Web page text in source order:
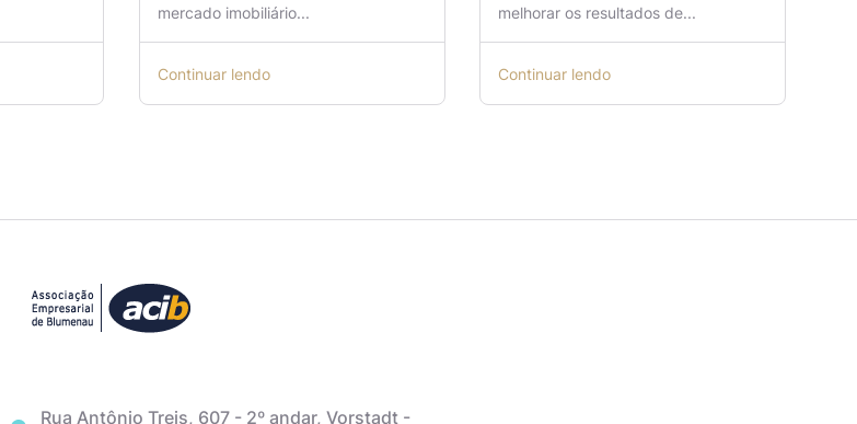
mercado imobiliário...
Continuar lendo
melhorar os resultados de...
Continuar lendo
Rua Antônio Treis, 607 - 2º andar, Vorstadt -